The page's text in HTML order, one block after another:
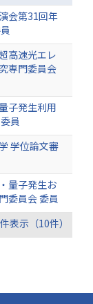
会第31回年
高速光エレ
専門委員会
子発生利用
員
学位論文審
量子発生お
委員会 委員
表示（10件）